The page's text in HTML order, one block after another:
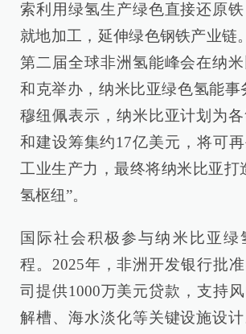
索利用绿氢生产绿色直接还原
就地加工，延伸绿色钢铁产业链
第二届全球非洲氢能峰会在纳
和克举办，纳米比亚绿色氢能事
穆纽佩表示，纳米比亚计划为
和建设筹集约17亿美元，将可
工业生产力，最终将纳米比亚打
氢枢纽”。
国际社会积极参与纳米比亚绿
程。2025年，非洲开发银行批
司提供1000万美元贷款，支持
解槽、海水淡化等关键设施设